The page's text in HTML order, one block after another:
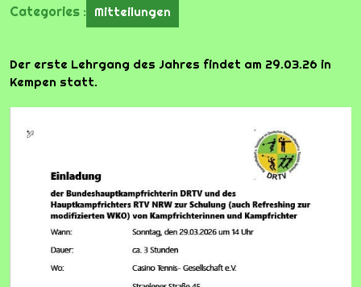
Categories : Mitteilungen
Der erste Lehrgang des Jahres findet am 29.03.26 in
Kempen statt.